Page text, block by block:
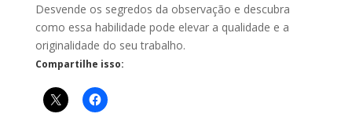
Desvende os segredos da observação e descubra
como essa habilidade pode elevar a qualidade e a
originalidade do seu trabalho.
Compartilhe isso: